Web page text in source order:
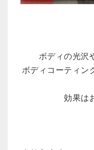
ボディの光沢
ボディコーティン
効果は